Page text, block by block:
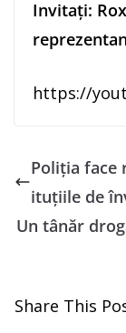
Invitați:
https://
Poliția face
ituțiile de
Un tânăr
Share This